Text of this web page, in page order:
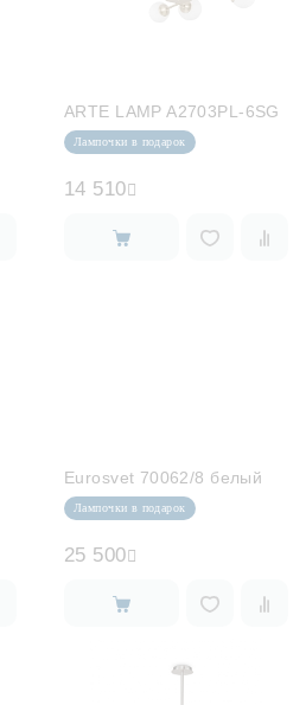
ARTE LAMP A2703PL-6SG
Лампочки в подарок
14 510
Eurosvet 70062/8 белый
Лампочки в подарок
25 500